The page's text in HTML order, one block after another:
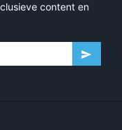
content en